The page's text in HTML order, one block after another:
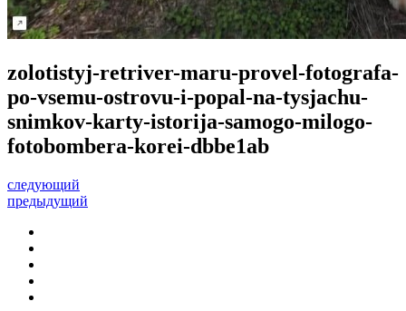
zolotistyj-retriver-maru-provel-fotografa-
po-vsemu-ostrovu-i-popal-na-tysjachu-
snimkov-karty-istorija-samogo-milogo-
fotobombera-korei-dbbe1ab
следующий
предыдущий